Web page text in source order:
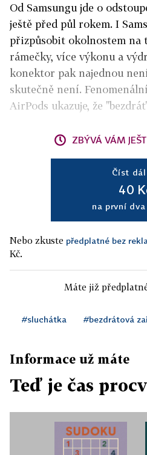
Od Samsungu jde o
ještě před půl rokem. I
přizpůsobit okolnostem na
rámečky, více výkonu a
konektor pak najednou
skutečně není.
AirPods ukazuje, že
ZBÝVÁ VÁM
Číst dál
40
na první
Nebo zkuste předplatné bez
Kč.
Máte již
#sluchátka #bezdrátová
Informace už máte
Teď je čas